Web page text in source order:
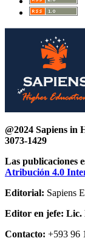
@2024
3073-1429
Las publicaciones
Atribución 4.0
Editorial:
Editor en jefe: Lic.
Contacto: +593 96